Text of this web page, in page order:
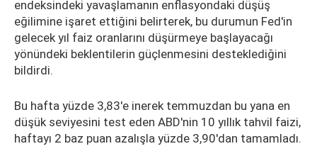
endeksindeki yavaşlamanın enflasyondaki düşüş
eğilimine işaret ettiğini belirterek, bu durumun Fed'in
gelecek yıl faiz oranlarını düşürmeye başlayacağı
yönündeki beklentilerin güçlenmesini desteklediğini
bildirdi.
Bu hafta yüzde 3,83'e inerek temmuzdan bu yana en
düşük seviyesini test eden ABD'nin 10 yıllık tahvil faizi,
haftayı 2 baz puan azalışla yüzde 3,90'dan tamamladı.